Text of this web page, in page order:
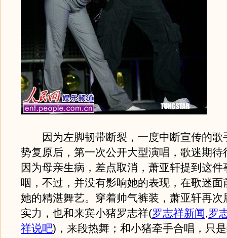
因为左脚韧带断裂，一度中断宣传的歌
势复原后，第一次公开大型演唱，歌迷期待
因为母亲生病，差点取消，萧亚轩提到这件
咽，不过，并没有影响她的表现，在歌迷面
她的精湛舞艺。穿着帅气裤装，萧亚轩再次
实力，也和来宾小猪罗志祥(罗志祥新闻,罗
祥说吧) ，来段热舞；和小猪牵手合唱，只